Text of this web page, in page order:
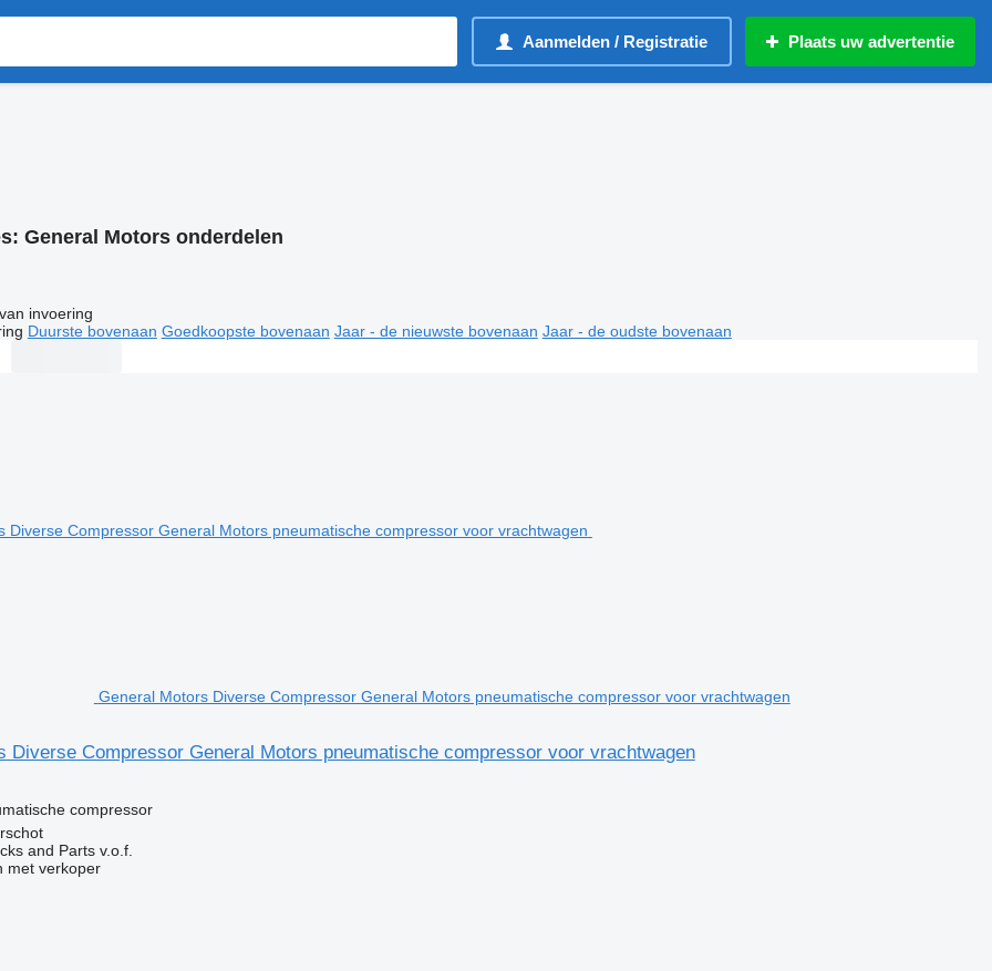
Aanmelden / Registratie Plaats uw advertentie
General Motors onderdelen
invoering
Duurste bovenaan Goedkoopste bovenaan Jaar - de nieuwste bovenaan Jaar - de oudste bovenaan
General Motors Diverse Compressor General Motors pneumatische compressor voor vrachtwagen
Diverse Compressor General Motors pneumatische compressor voor vrachtwagen
compressor
and Parts v.o.f.
met verkoper